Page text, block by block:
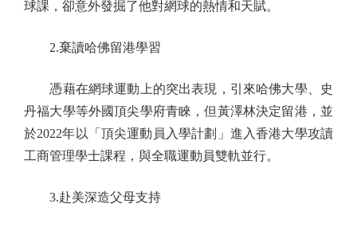
球課，卻意外發掘了他對網球的熱情和天賦。
2.棄讀哈佛留港學習
憑藉在網球運動上的突出表現，引來哈佛大學、史
丹福大學等外國頂尖學府青睞，但黃澤林決定留港，並
於2022年以「頂尖運動員入學計劃」進入香港大學攻讀
工商管理學士課程，與全職運動員雙軌並行。
3.赴美深造父母支持